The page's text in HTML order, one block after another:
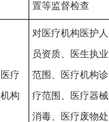
置等监督检查
医疗
机构
对医疗机构医护人
员资质、医生执业
范围、医疗机构诊
疗范围、医疗器械
消毒、医疗废物处